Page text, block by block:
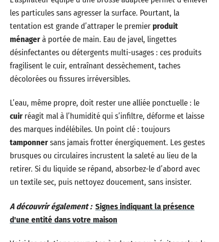
les particules sans agresser la surface. Pourtant, la
tentation est grande d’attraper le premierproduit
ménagerà portée de main. Eau de javel, lingettes
désinfectantes ou détergents multi-usages : ces produits
fragilisent le cuir, entraînant dessèchement, taches
décolorées ou fissures irréversibles.
L’eau, même propre, doit rester une alliée ponctuelle : le
cuirréagit mal à l’humidité qui s’infiltre, déforme et laisse
des marques indélébiles. Un point clé : toujours
tamponnersans jamais frotter énergiquement. Les gestes
brusques ou circulaires incrustent la saleté au lieu de la
retirer. Si du liquide se répand, absorbez-le d’abord avec
un textile sec, puis nettoyez doucement, sans insister.
A découvrir également : Signes indiquant la présence
d'une entité dans votre maison